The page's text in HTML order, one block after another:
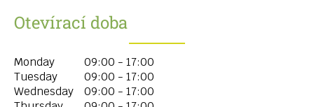
Otevírací doba
Monday
09:00 - 17:00
Tuesday
09:00 - 17:00
Wednesday
09:00 - 17:00